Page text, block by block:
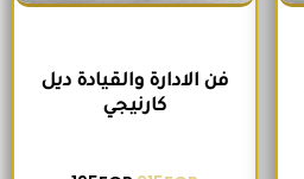
فن الادارة والقيادة ديل
كارنيجي